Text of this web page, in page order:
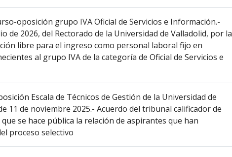
oposición grupo IVA Oficial de Servicios e Información.-
de 2026, del Rectorado de la Universidad de Valladolid, por la
libre para el ingreso como personal laboral fijo en
al grupo IVA de la categoría de Oficial de Servicios e
Escala de Técnicos de Gestión de la Universidad de
11 de noviembre 2025.- Acuerdo del tribunal calificador de
se hace pública la relación de aspirantes que han
proceso selectivo